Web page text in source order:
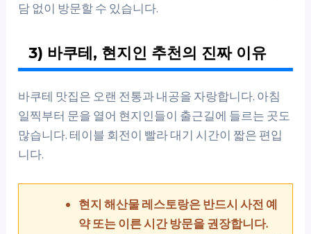
담 없이 방문할 수 있습니다.
3) 바쿠테, 현지인 추천의 진짜 이유
바쿠테 맛집은 오랜 전통과 내공을 자랑합니다. 아침
일찍부터 문을 열어 현지인들이 출근길에 들르는 곳도
많습니다. 테이블 회전이 빨라 대기 시간이 짧은 편입
니다.
현지 해산물 레스토랑은 반드시 사전 예
약 또는 이른 시간 방문을 권장합니다.